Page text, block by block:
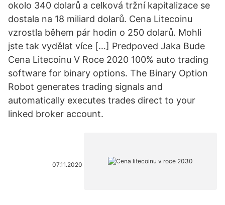
okolo 340 dolarů a celková tržní kapitalizace se
dostala na 18 miliard dolarů. Cena Litecoinu
vzrostla během pár hodin o 250 dolarů. Mohli
jste tak vydělat více […] Predpoved Jaka Bude
Cena Litecoinu V Roce 2020 100% auto trading
software for binary options. The Binary Option
Robot generates trading signals and
automatically executes trades direct to your
linked broker account.
07.11.2020